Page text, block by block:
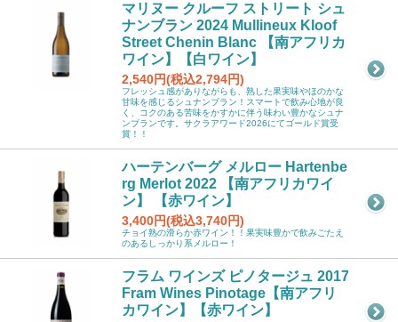
マリヌー クルーフ ストリート シュ
ナンブラン 2024 Mullineux Kloof
Street Chenin Blanc 【南アフリカ
ワイン】【白ワイン】
2,540円(税込2,794円)
フレッシュ感がありながらも、熟した果実味やほのかな
甘味を感じるシュナンブラン！スマートで飲み心地が良
く、コクのある苦味をかすかに伴う味わい豊かなシュナ
ンブランです。サクラアワード2026にてゴールド賞受
賞！！
ハーテンバーグ メルロー Hartenbe
rg Merlot 2022 【南アフリカワイ
ン】 【赤ワイン】
3,400円(税込3,740円)
チョイ熟の滑らか赤ワイン！！果実味豊かで飲みごたえ
のあるしっかり系メルロー！
フラム ワインズ ピノタージュ 2017
Fram Wines Pinotage【南アフリ
カワイン】【赤ワイン】